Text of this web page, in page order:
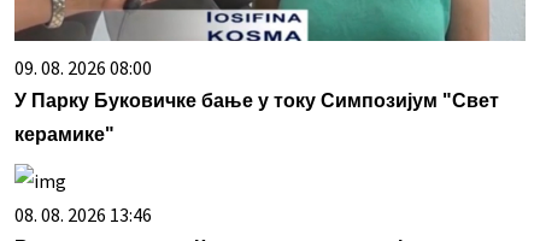
09. 08. 2026 08:00
У Парку Буковичке бање у току Симпозијум "Свет
керамике"
08. 08. 2026 13:46